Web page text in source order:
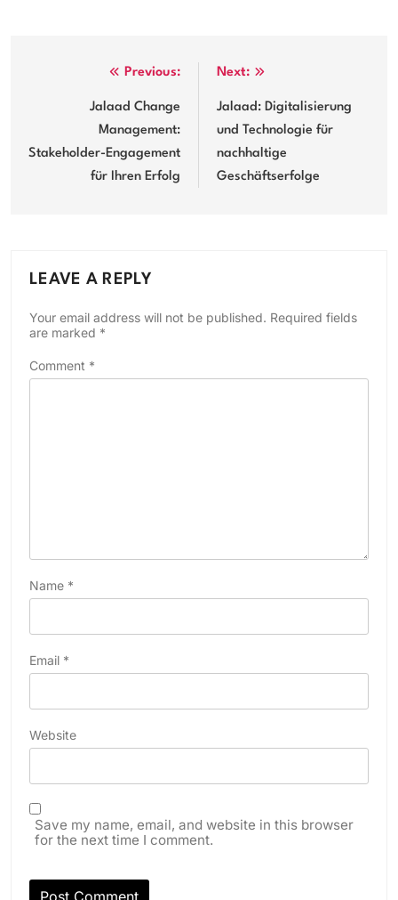
navigation
Previous:
Jalaad Change
Management:
Stakeholder-Engagement
für Ihren Erfolg
Next:
Jalaad: Digitalisierung
und Technologie für
nachhaltige
Geschäftserfolge
LEAVE A REPLY
Your email address will not be published. Required fields
are marked *
Comment *
Name *
Email *
Website
Save my name, email, and website in this browser
for the next time I comment.